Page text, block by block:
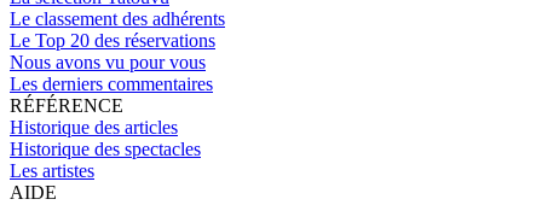
Le classement des adhérents
Le Top 20 des réservations
Nous avons vu pour vous
Les derniers commentaires
RÉFÉRENCE
Historique des articles
Historique des spectacles
Les artistes
AIDE